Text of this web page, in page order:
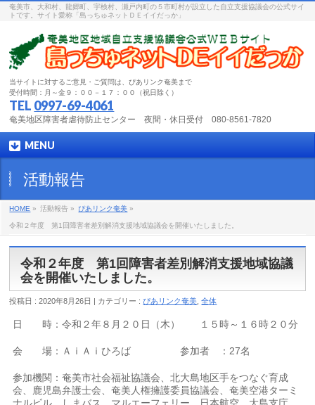
奄美市、大和村、龍郷町、宇検村、瀬戸内町の５市町村が設立した自立支援協議会の公式サイ
トです。サイト愛称「島っちゅネットＤＥイイだっか」
当サイトに対するご意見・ご質問は、ぴあリンク奄美まで
受付時間：月～金９：００－１７：００（祝日除く）
TEL 0997-69-4061
奄美地区障害者虐待防止センター 夜間・休日受付 080-8561-7820
MENU
活動報告
HOME » 活動報告 » ぴあリンク奄美 »
令和２年度 第1回障害者差別解消支援地域協議会を開催いたしました。
令和２年度 第1回障害者差別解消支援地域協議
会を開催いたしました。
投稿日 : 2020年8月26日 | カテゴリー :ぴあリンク奄美 ,全体
日 時：令和２年８月２０日（木） １５時～１６時２０分
会 場：ＡｉＡｉひろば 参加者 ：27名
参加機関：奄美市社会福祉協議会、北大島地区手をつなぐ育成
会、鹿児島弁護士会、奄美人権擁護委員協議会、奄美空港ターミ
ナルビル、しまバス、マルエーフェリー、日本航空、大島支庁、